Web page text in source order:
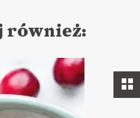
również: